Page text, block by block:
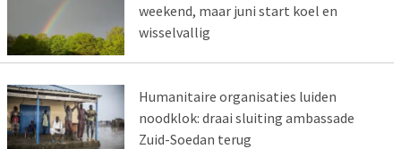
weekend, maar juni start koel en
wisselvallig
Humanitaire organisaties luiden
noodklok: draai sluiting ambassade
Zuid-Soedan terug